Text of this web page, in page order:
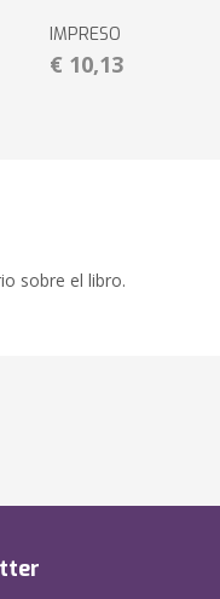
IMPRESO
€ 10,13
sobre el libro.